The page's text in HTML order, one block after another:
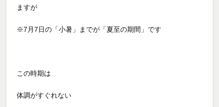
ますが
※7月7日の「小暑」までが「夏至の期間」です
この時期は
体調がすぐれない